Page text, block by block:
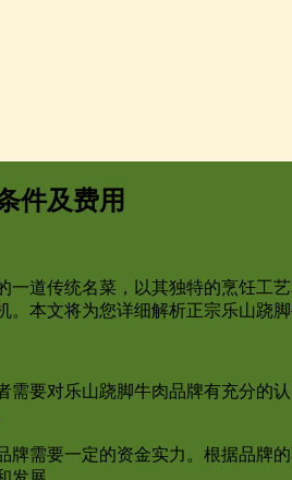
件及费用
一道传统名菜，以其独特的烹饪工
。本文将为您详细解析正宗乐山跷
需要对乐山跷脚牛肉品牌有充分的
牌需要一定的资金实力。根据品牌